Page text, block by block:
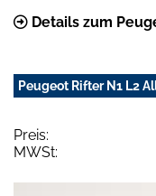
Details zum
Peugeot Rifter N1 L2
Preis:
MWSt: